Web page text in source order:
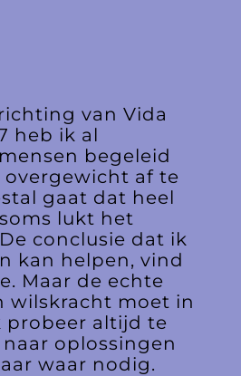
van Vida
heb ik al
begeleid
af te
gaat dat heel
lukt het
conclusie dat ik
kan helpen, vind
Maar de echte
wilskracht moet in
probeer altijd te
oplossingen
waar nodig.